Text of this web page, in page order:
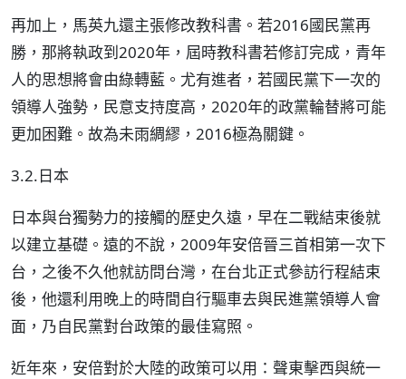
再加上，馬英九還主張修改教科書。若2016國民黨再
勝，那將執政到2020年，屆時教科書若修訂完成，青年
人的思想將會由綠轉藍。尤有進者，若國民黨下一次的
領導人強勢，民意支持度高，2020年的政黨輪替將可能
更加困難。故為未雨綢繆，2016極為關鍵。
3.2.日本
日本與台獨勢力的接觸的歷史久遠，早在二戰結束後就
以建立基礎。遠的不說，2009年安倍晉三首相第一次下
台，之後不久他就訪問台灣，在台北正式參訪行程結束
後，他還利用晚上的時間自行驅車去與民進黨領導人會
面，乃自民黨對台政策的最佳寫照。
近年來，安倍對於大陸的政策可以用：聲東擊西與統一